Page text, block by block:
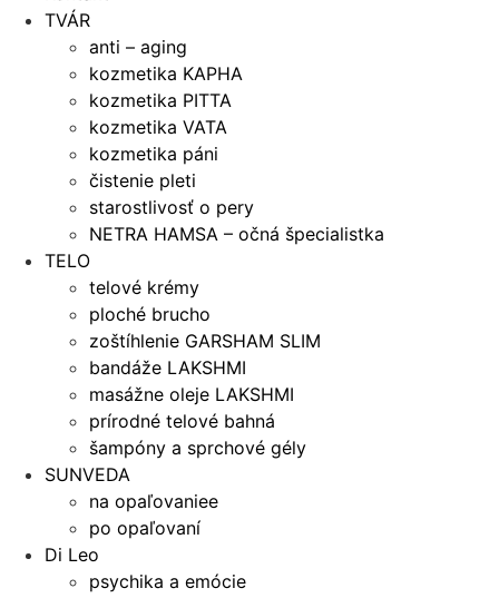
TVÁR
anti – aging
kozmetika KAPHA
kozmetika PITTA
kozmetika VATA
kozmetika páni
čistenie pleti
starostlivosť o pery
NETRA HAMSA – očná špecialistka
TELO
telové krémy
ploché brucho
zoštíhlenie GARSHAM SLIM
bandáže LAKSHMI
masážne oleje LAKSHMI
prírodné telové bahná
šampóny a sprchové gély
SUNVEDA
na opaľovaniee
po opaľovaní
Di Leo
psychika a emócie